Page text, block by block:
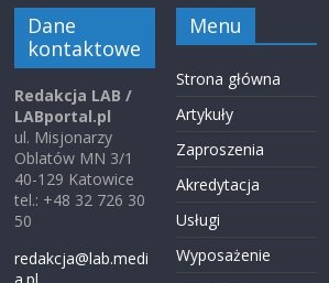
Dane
kontaktowe
Redakcja LAB /
LABportal.pl
ul. Misjonarzy
Oblatów MN 3/1
40-129 Katowice
tel.: +48 32 726 30
50
redakcja@lab.medi
Menu
Strona główna
Artykuły
Zaproszenia
Akredytacja
Usługi
Wyposażenie